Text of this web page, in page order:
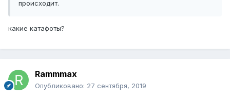
происходит.
какие катафоты?
Rammmax
Опубликовано: 27 сентября, 2019